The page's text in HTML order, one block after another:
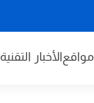
مواقعالأخبار التقنية